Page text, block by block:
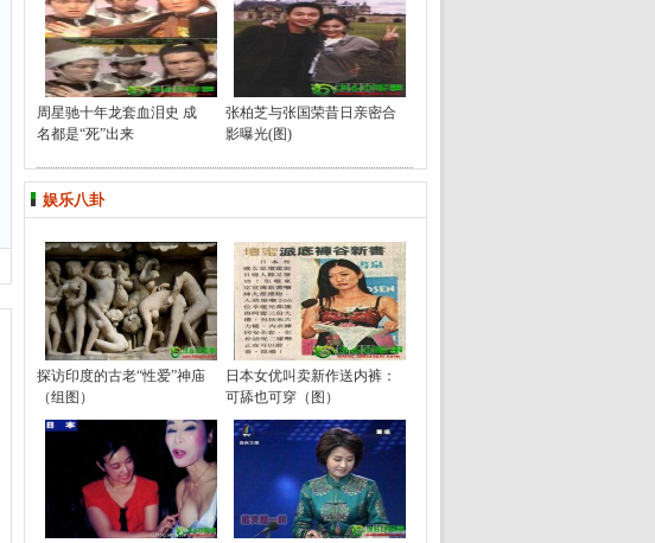
周星驰十年龙套血泪史 成
名都是“死”出来
张柏芝与张国荣昔日亲密合
影曝光(图)
娱乐八卦
探访印度的古老“性爱”神庙
（组图）
日本女优叫卖新作送内裤：
可舔也可穿（图）